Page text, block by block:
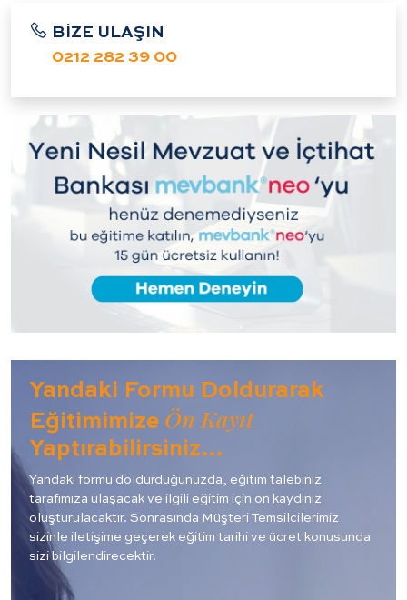
BİZE ULAŞIN
0212 282 39 00
Yandaki Formu Doldurarak
Eğitimimize Ön Kayıt
Yaptırabilirsiniz…
Yandaki formu doldurduğunuzda, eğitim talebiniz
tarafımıza ulaşacak ve ilgili eğitim için ön kaydınız
oluşturulacaktır. Sonrasında Müşteri Temsilcilerimiz
sizinle iletişime geçerek eğitim tarihi ve ücret konusunda
sizi bilgilendirecektir.